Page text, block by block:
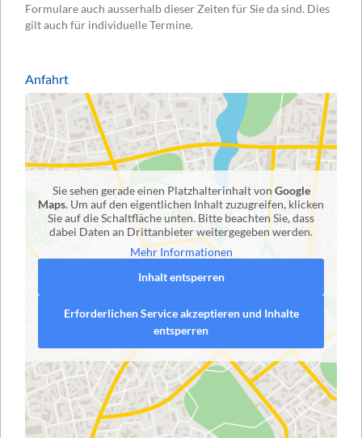
Formulare auch ausserhalb dieser Zeiten für Sie da sind. Dies
gilt auch für individuelle Termine.
Anfahrt
Sie sehen gerade einen Platzhalterinhalt von Google
Maps. Um auf den eigentlichen Inhalt zuzugreifen, klicken
Sie auf die Schaltfläche unten. Bitte beachten Sie, dass
dabei Daten an Drittanbieter weitergegeben werden.
Mehr Informationen
Inhalt entsperren
Erforderlichen Service akzeptieren und Inhalte
entsperren